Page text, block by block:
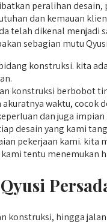
peralihan
dan kemauan
telah dikenal menjadi
sebagian mutu
konstruksi. kita
konstruksi berbobot
waktu, cocok
dan juga
desain yang kami
pekerjaan kami. kita
tentu menemukan
konstruksi, hingga